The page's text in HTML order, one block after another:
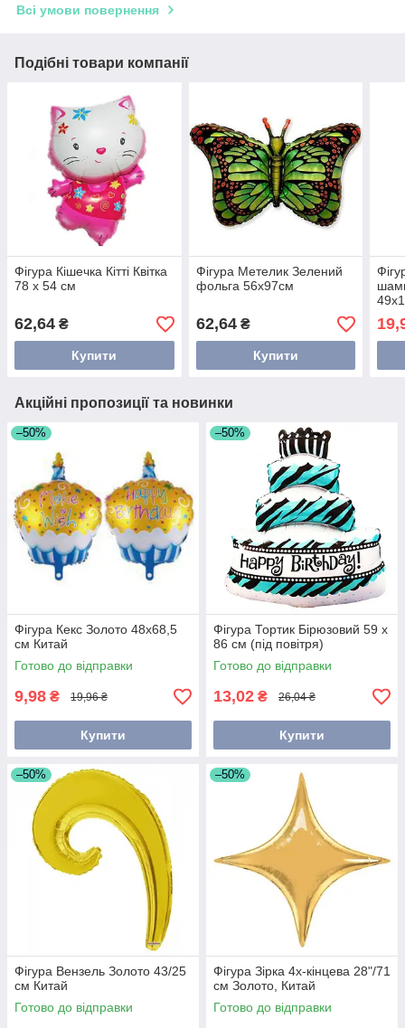
Всі умови повернення
Подібні товари компанії
Фігура Кішечка Кітті Квітка
78 x 54 см
62,64 ₴
Купити
Фігура Метелик Зелений
фольга 56x97см
62,64₴
Купити
Акційні пропозиції та новинки
–50%
Фігура Кекс Золото 48х68,5
см Китай
Готово до відправки
9,98 ₴ 19,96 ₴
Купити
–50%
Фігура Тортик Бірюзовий 59 х
86 см (під повітря)
Готово до відправки
13,02 ₴ 26,04 ₴
Купити
–50%
Фігура Вензель Золото 43/25
см Китай
Готово до відправки
–50%
Фігура Зірка 4х-кінцева 28"/71
см Золото, Китай
Готово до відправки